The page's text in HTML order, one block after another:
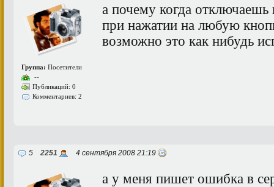
Группа: Посетители
--
Публикаций: 0
Комментариев: 2
а почему когда отключаешь
при нажатии на любую
возможно это как нибудь
5 2251 4 сентября 2008 21:19
а у меня пишет ошибка в